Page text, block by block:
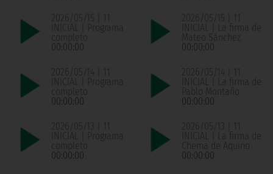
2026/05/15 | 11
INICIAL | Programa
completo
00:00:00
2026/05/15 | 11
INICIAL | La firma de
Mateo Sánchez
00:00:00
2026/05/14 | 11
INICIAL | Programa
completo
00:00:00
2026/05/14 | 11
INICIAL | La firma de
Pablo Montaño
00:00:00
2026/05/13 | 11
INICIAL | Programa
completo
00:00:00
2026/05/13 | 11
INICIAL | La firma de
Chema de Aquino
00:00:00